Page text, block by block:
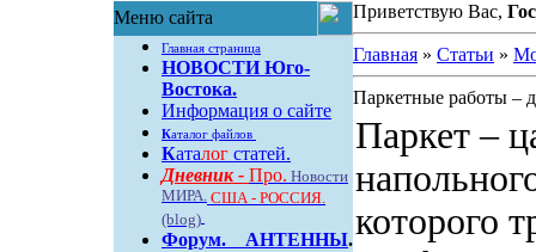
Меню сайта
Главная страница
НОВОСТИ Юго-
Востока.
Информация о сайте
Каталог файлов
Каталогстатей.
Дневник - Про. Новости
МИРА.США - РОССИЯ.
(blog)
Форум. АНТЕННЫ.
Приветствую Вас,
Главная» Статьи »
Паркетные работы –
Паркет –
которого